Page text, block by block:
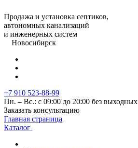
Продажа и установка септиков,
автономных канализаций
и инженерных систем
Новосибирск
+7 910 523-88-99
Пн. – Вс.: с 09:00 до 20:00 без выходных
Заказать консультацию
Главная страница
Каталог